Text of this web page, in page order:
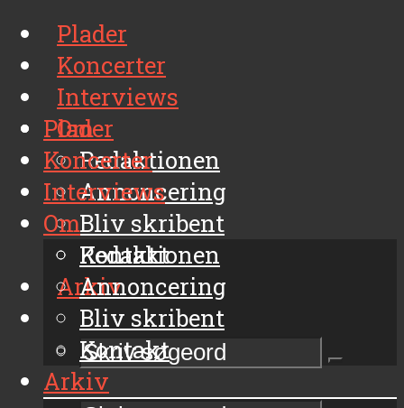
Plader
Koncerter
Interviews
Om
Redaktionen
Annoncering
Bliv skribent
Kontakt
Arkiv
Plader
Koncerter
Interviews
Om
Redaktionen
Annoncering
Bliv skribent
Kontakt
Arkiv